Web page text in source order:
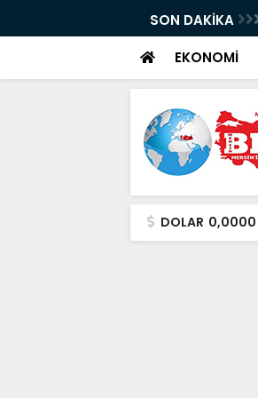
SON DAKİKA
EKONOMİ
DOLAR 0,0000